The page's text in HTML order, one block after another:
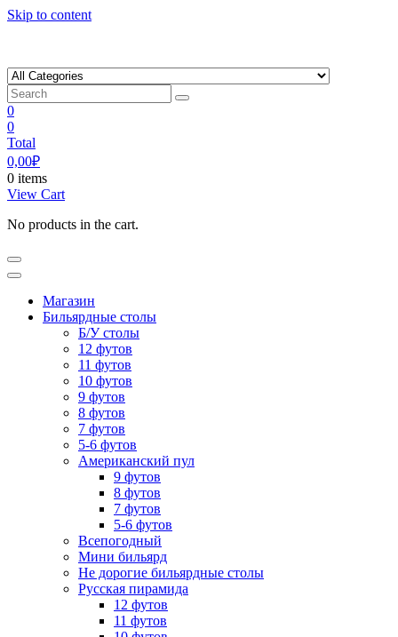
Skip to content
0
0
Total
0,00₽
0 items
View Cart
No products in the cart.
Магазин
Бильярдные столы
Б/У столы
12 футов
11 футов
10 футов
9 футов
8 футов
7 футов
5-6 футов
Американский пул
9 футов
8 футов
7 футов
5-6 футов
Всепогодный
Мини бильярд
Не дорогие бильярдные столы
Русская пирамида
12 футов
11 футов